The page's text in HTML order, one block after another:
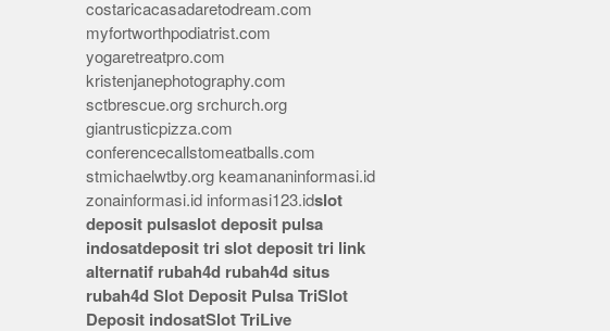
costaricacasadaretodream.com
myfortworthpodiatrist.com
yogaretreatpro.com
kristenjanephotography.com
sctbrescue.org srchurch.org
giantrusticpizza.com
conferencecallstomeatballs.com
stmichaelwtby.org keamananinformasi.id
zonainformasi.id informasi123.idslot
deposit pulsaslot deposit pulsa
indosatdeposit tri slot deposit tri link
alternatif rubah4d rubah4d situs
rubah4d Slot Deposit Pulsa TriSlot
Deposit indosatSlot TriLive